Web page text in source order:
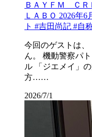
ＢＡＹＦＭ ＣＲ
ＬＡＢＯ 2026年
ト #吉田尚記 #自
今回のゲストは、
ん。 機動警察パ
ル 「ジエメイ」
方……
2026/7/1